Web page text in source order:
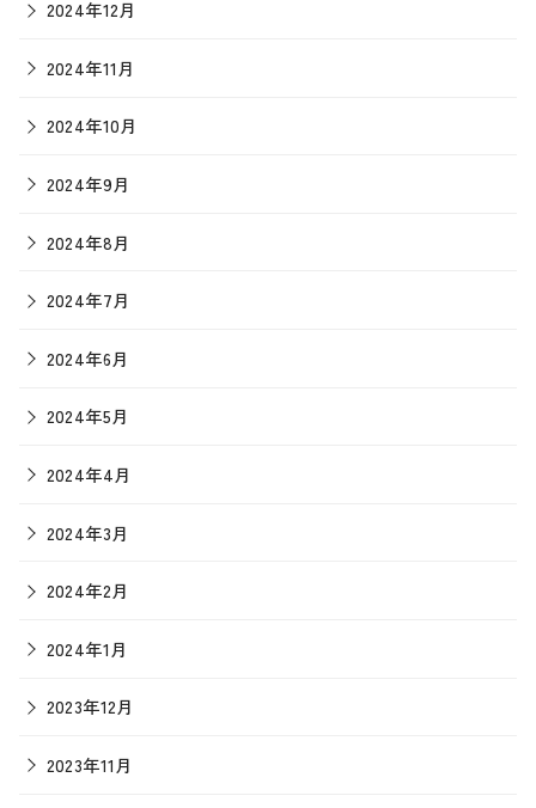
2024年12月
2024年11月
2024年10月
2024年9月
2024年8月
2024年7月
2024年6月
2024年5月
2024年4月
2024年3月
2024年2月
2024年1月
2023年12月
2023年11月